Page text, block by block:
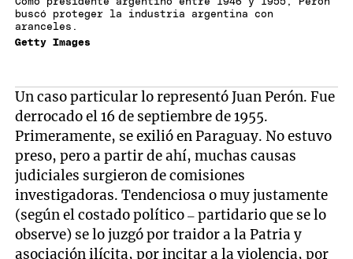
buscó proteger la industria argentina con
aranceles.
Getty Images
Un caso particular lo representó Juan Perón. Fue
derrocado el 16 de septiembre de 1955.
Primeramente, se exilió en Paraguay. No estuvo
preso, pero a partir de ahí, muchas causas
judiciales surgieron de comisiones
investigadoras. Tendenciosa o muy justamente
(según el costado político – partidario que se lo
observe) se lo juzgó por traidor a la Patria y
asociación ilícita, por incitar a la violencia, por